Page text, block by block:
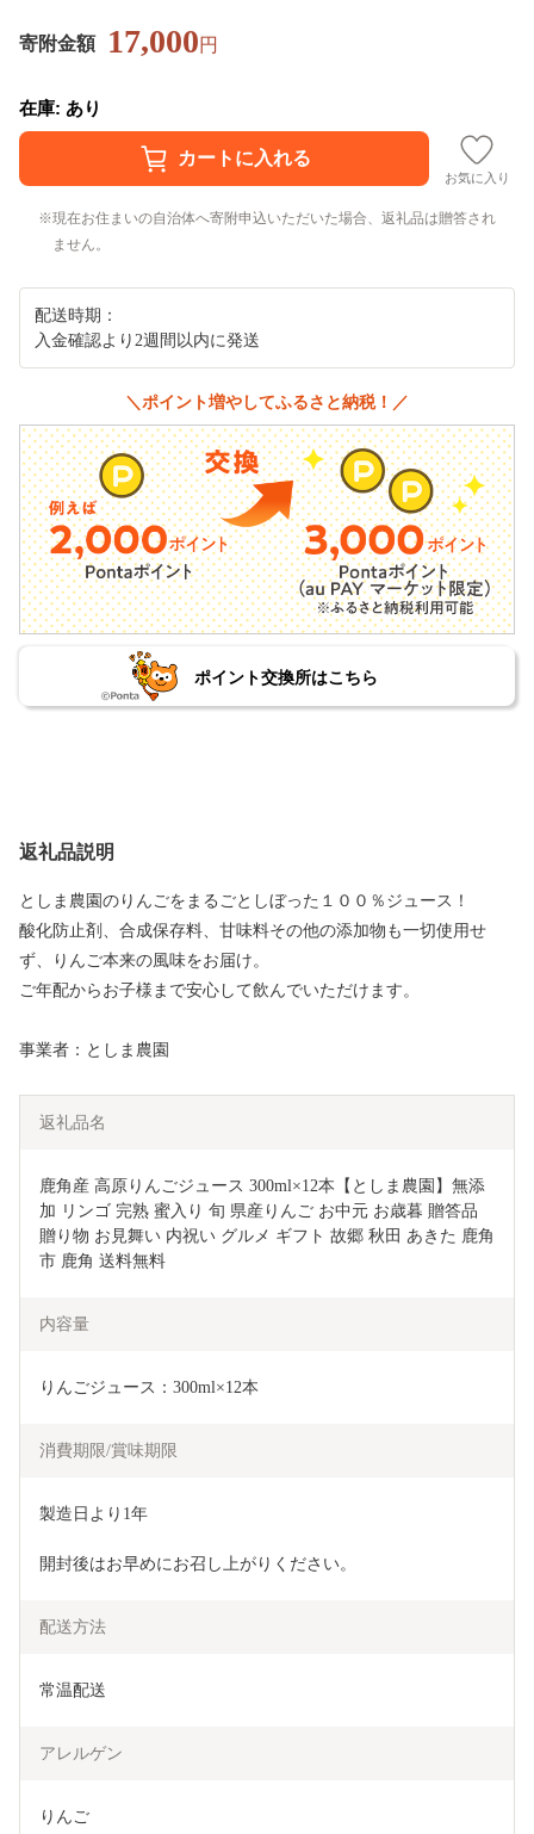
寄附金額 17,000円
在庫: あり
お気に入り
現在お住まいの自治体へ寄附申込いただいた場合、返礼品は贈答され
ません。
配送時期：
入金確認より2週間以内に発送
＼ポイント増やしてふるさと納税！／
ポイント交換所はこちら
返礼品説明
としま農園のりんごをまるごとしぼった１００％ジュース！
酸化防止剤、合成保存料、甘味料その他の添加物も一切使用せ
ず、りんご本来の風味をお届け。
ご年配からお子様まで安心して飲んでいただけます。
事業者：としま農園
返礼品名
鹿角産 高原りんごジュース 300ml×12本【としま農園】無添
加 リンゴ 完熟 蜜入り 旬 県産りんご お中元 お歳暮 贈答品
贈り物 お見舞い 内祝い グルメ ギフト 故郷 秋田 あきた 鹿角
市 鹿角 送料無料
内容量
りんごジュース：300ml×12本
消費期限/賞味期限
製造日より1年
開封後はお早めにお召し上がりください。
配送方法
常温配送
アレルゲン
りんご